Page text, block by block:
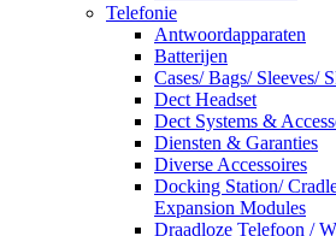
Telefonie
Antwoordapparaten
Batterijen
Cases/ Bags/ Sleeves/
Dect Headset
Dect Systems &
Diensten & Garanties
Diverse Accessoires
Docking Station/
Expansion Modules
Draadloze Telefoon /